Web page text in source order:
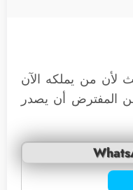
لأن من يملكه الآن
أن يصدر